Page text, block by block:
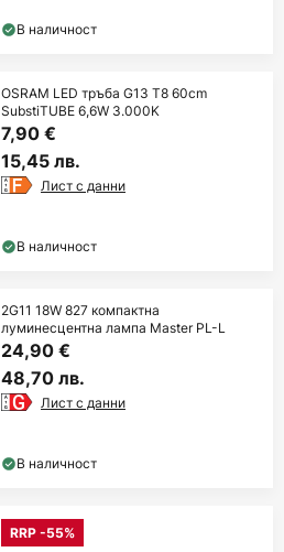
В наличност
OSRAM LED тръба G13 T8 60cm
SubstiTUBE 6,6W 3.000K
7,90 €
15,45 лв.
Лист с данни
В наличност
2G11 18W 827 компактна
луминесцентна лампа Master PL-L
24,90 €
48,70 лв.
Лист с данни
В наличност
RRP -55%